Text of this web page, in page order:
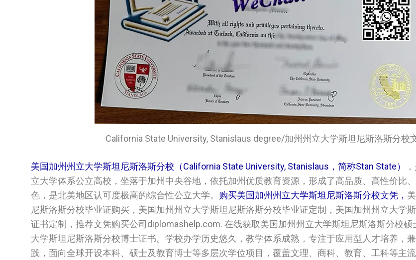
California State University, Stanislaus degree/加州州立大学斯坦尼斯洛斯分校
美国加州州立大学斯坦尼斯洛斯分校（California State University, Stanislaus，简称Stan State）
立大学体系公立高校，坐落于加州中央谷地，依托加州优质教育资源，形成了高品质、高性价比
色，是北美地区认可度极高的综合性公立大学。 购买美国加州州立大学斯坦尼斯洛斯分校文凭，
尼斯洛斯分校毕业证购买，美国加州州立大学斯坦尼斯洛斯分校毕业证定制，美国加州州立大学
证书定制，推荐文凭购买公司diplomashelp.com. 在线获取美国加州州立大学斯坦尼斯洛斯分校硕
大学斯坦尼斯洛斯分校博士证书。学校办学历史悠久，教学体系成熟，专注于应用型人才培养，
践，面向全球开设本科、硕士及教育博士等多层次学位项目，覆盖文理、商科、教育、工科等主